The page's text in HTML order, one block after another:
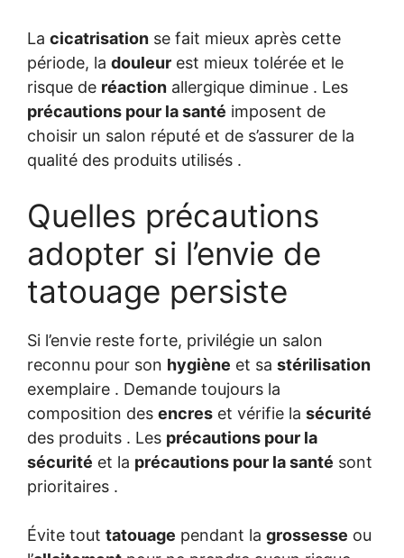
La cicatrisation se fait mieux après cette
période, la douleur est mieux tolérée et le
risque de réaction allergique diminue . Les
précautions pour la santé imposent de
choisir un salon réputé et de s’assurer de la
qualité des produits utilisés .
Quelles précautions
adopter si l’envie de
tatouage persiste
Si l’envie reste forte, privilégie un salon
reconnu pour son hygiène et sa stérilisation
exemplaire . Demande toujours la
composition des encres et vérifie la sécurité
des produits . Les précautions pour la
sécurité et la précautions pour la santé sont
prioritaires .
Évite tout tatouage pendant la grossesse ou